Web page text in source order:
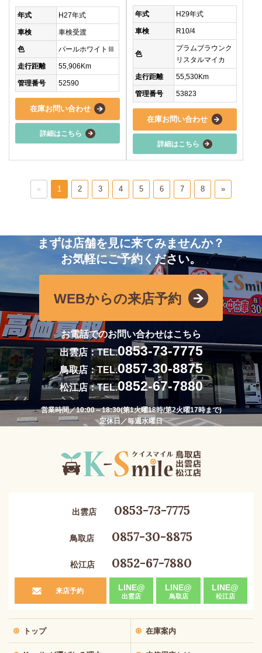
年式 H27年式
車検 車検受渡
色 パールホワイトⅢ
走行距離 55,906Km
管理番号 52590
在庫お問い合わせ
詳細はこちら
年式 H29年式
車検 R10/4
色
プラムブラウンク
リスタルマイカ
走行距離 55,530Km
管理番号 53823
在庫お問い合わせ
詳細はこちら
« 1 2 3 4 5 6 7 8 »
まずは店舗を見に来てみませんか？
お気軽にご予約ください。
WEBからの来店予約
お電話でのお問い合わせはこちら
出雲店：TEL.0853-73-7775
鳥取店：TEL.0857-30-8875
松江店：TEL.0852-67-7880
営業時間／10:00～18:30(第1火曜18時/第2火曜17時まで)
定休日／毎週水曜日
出雲店 0853-73-7775
鳥取店 0857-30-8875
松江店 0852-67-7880
来店予約 LINE@
出雲店
LINE@
鳥取店
LINE@
松江店
トップ 在庫案内